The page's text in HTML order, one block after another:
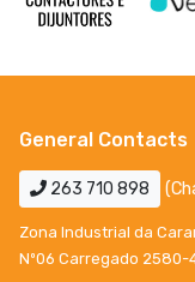
General Contacts
263 710 898
Zona Industrial da
Nº06 Carregado 2580-